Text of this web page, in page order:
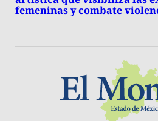
femeninas y combate